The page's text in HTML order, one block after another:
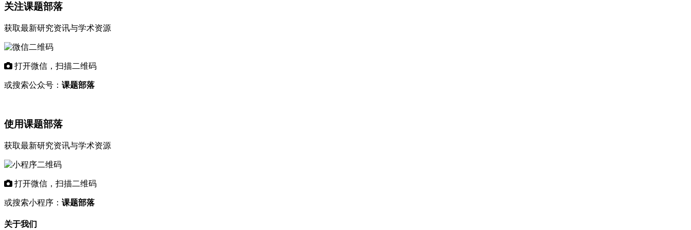
关注课题部落
获取最新研究资讯与学术资源
打开微信，扫描二维码
或搜索公众号： 课题部落
使用课题部落
获取最新研究资讯与学术资源
打开微信，扫描二维码
或搜索小程序： 课题部落
关于我们